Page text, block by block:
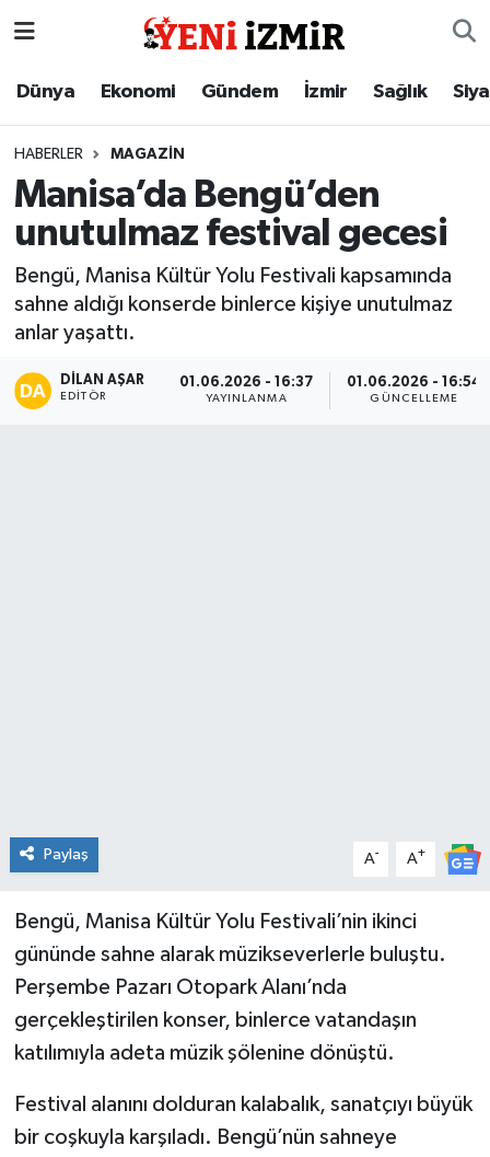
Dünya Ekonomi Gündem İzmir Sağlık
HABERLER MAGAZIN
Manisa’da Bengü’den
unutulmaz festival gecesi
Bengü, Manisa Kültür Yolu Festivali kapsamında
sahne aldığı konserde binlerce kişiye unutulmaz
anlar yaşattı.
DILAN AŞAR
EDITÖR
01.06.2026 - 16:37
YAYINLANMA
01.06.2026 - 16:54
GÜNCELLEME
Paylaş A- A+
Bengü, Manisa Kültür Yolu Festivali’nin ikinci
gününde sahne alarak müzikseverlerle buluştu.
Perşembe Pazarı Otopark Alanı’nda
gerçekleştirilen konser, binlerce vatandaşın
katılımıyla adeta müzik şölenine dönüştü.
Festival alanını dolduran kalabalık, sanatçıyı büyük
bir coşkuyla karşıladı. Bengü’nün sahneye
Dünya
Gündem
İzmir
Sağlık
İzmir Nöbetçi Eczaneler
İzmir Namaz Vakitleri
İzmir Trafik Yoğunluk Haritası
Süper Lig Puan Durumu ve Fikstür